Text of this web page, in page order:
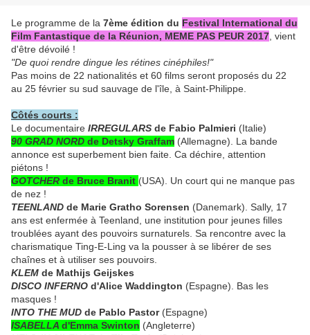
Le programme de la 7ème édition du Festival International du
Film Fantastique de la Réunion, MEME PAS PEUR 2017 , vient
d'être dévoilé !
"De quoi rendre dingue les rétines cinéphiles!"
Pas moins de 22 nationalités et 60 films seront proposés du 22
au 25 février su sud sauvage de l'île, à Saint-Philippe.
Côtés courts :
Le documentaire IRREGULARS de Fabio Palmieri (Italie)
90 GRAD NORD de Detsky Graffam (Allemagne). La bande
annonce est superbement bien faite. Ca déchire, attention
piétons !
GOTCHER de Bruce Branit (USA). Un court qui ne manque pas
de nez !
TEENLAND de Marie Gratho Sorensen (Danemark). Sally, 17
ans est enfermée à Teenland, une institution pour jeunes filles
troublées ayant des pouvoirs surnaturels. Sa rencontre avec la
charismatique Ting-E-Ling va la pousser à se libérer de ses
chaînes et à utiliser ses pouvoirs.
KLEM de Mathijs Geijskes
DISCO INFERNO d'Alice Waddington (Espagne). Bas les
masques !
INTO THE MUD de Pablo Pastor(Espagne)
ISABELLA d'Emma Swinton (Angleterre)